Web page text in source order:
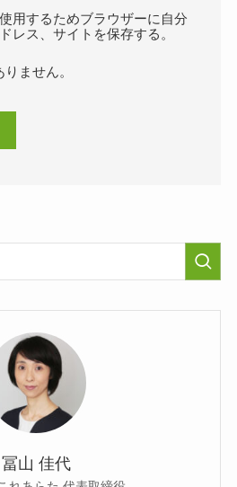
用するためブラウザーに自分
レス、サイトを保存する。
ません。
冨山 佳代